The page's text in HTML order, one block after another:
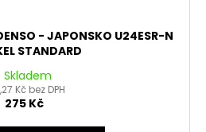
- JAPONSKO U24ESR-N
STANDARD
Skladem
Kč bez DPH
275 Kč